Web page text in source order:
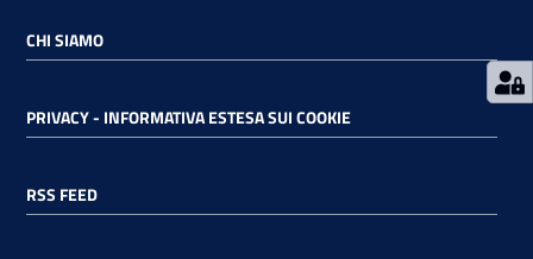
CHI SIAMO
PRIVACY - INFORMATIVA ESTESA SUI COOKIE
RSS FEED